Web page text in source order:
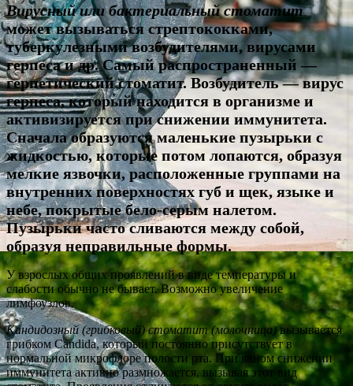
Вирусный или бактериальный стоматит
может вызываться стрептококками,
туберкулезными возбудителями, вирусами
герпеса и др. Самый распространенный —
герпетический стоматит. Возбудитель — вирус
герпеса, который находится в организме и
активизируется при снижении иммунитета.
Сначала образуются маленькие пузырьки с
жидкостью, которые потом лопаются, образуя
мелкие язвочки, расположенные группами на
внутренних поверхностях губ и щек, языке и
небе, покрытые бело-серым налетом.
Пузырьки часто сливаются между собой,
образуя неправильные формы.
У взрослых общих проявлений в виде температуры и
слабости обычно не бывает. Возможно увеличение
лимфоузлов.
Кандидозный (грибковый) стоматит (молочница)вызывается
грибком Candida, который постоянно присутствует в
нормальной микрофлоре полости рта. При явном снижении
иммунитета активно размножается, вызывая этот вид